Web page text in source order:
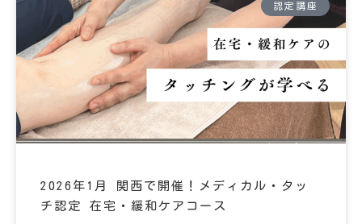
認定講座
2026年1月 関西で開催！メディカル・タッ
チ認定 在宅・緩和ケアコース